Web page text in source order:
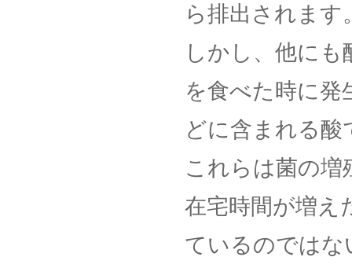
ら排出されます
しかし、他に
を食べた時に
どに含まれる酸
これらは菌の増
在宅時間が増え
ているのでは